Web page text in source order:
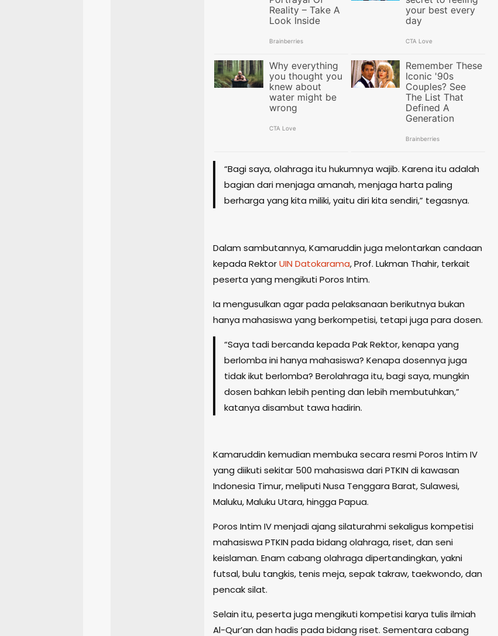
“Bagi saya, olahraga itu hukumnya wajib. Karena itu adalah
bagian dari menjaga amanah, menjaga harta paling
berharga yang kita miliki, yaitu diri kita sendiri,” tegasnya.
Dalam sambutannya, Kamaruddin juga melontarkan candaan
kepada RektorUIN Datokarama, Prof. Lukman Thahir, terkait
peserta yang mengikuti Poros Intim.
Ia mengusulkan agar pada pelaksanaan berikutnya bukan
hanya mahasiswa yang berkompetisi, tetapi juga para dosen.
“Saya tadi bercanda kepada Pak Rektor, kenapa yang
berlomba ini hanya mahasiswa? Kenapa dosennya juga
tidak ikut berlomba? Berolahraga itu, bagi saya, mungkin
dosen bahkan lebih penting dan lebih membutuhkan,”
katanya disambut tawa hadirin.
Kamaruddin kemudian membuka secara resmi Poros Intim IV
yang diikuti sekitar 500 mahasiswa dari PTKIN di kawasan
Indonesia Timur, meliputi Nusa Tenggara Barat, Sulawesi,
Maluku, Maluku Utara, hingga Papua.
Poros Intim IV menjadi ajang silaturahmi sekaligus kompetisi
mahasiswa PTKIN pada bidang olahraga, riset, dan seni
keislaman. Enam cabang olahraga dipertandingkan, yakni
futsal, bulu tangkis, tenis meja, sepak takraw, taekwondo, dan
pencak silat.
Selain itu, peserta juga mengikuti kompetisi karya tulis ilmiah
Al-Qur’an dan hadis pada bidang riset. Sementara cabang